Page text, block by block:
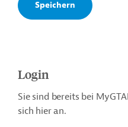
Login
Sie sind bereits bei
sich hier an.